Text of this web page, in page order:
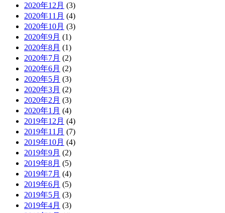
2020年12月 (3)
2020年11月 (4)
2020年10月 (3)
2020年9月 (1)
2020年8月 (1)
2020年7月 (2)
2020年6月 (2)
2020年5月 (3)
2020年3月 (2)
2020年2月 (3)
2020年1月 (4)
2019年12月 (4)
2019年11月 (7)
2019年10月 (4)
2019年9月 (2)
2019年8月 (5)
2019年7月 (4)
2019年6月 (5)
2019年5月 (3)
2019年4月 (3)